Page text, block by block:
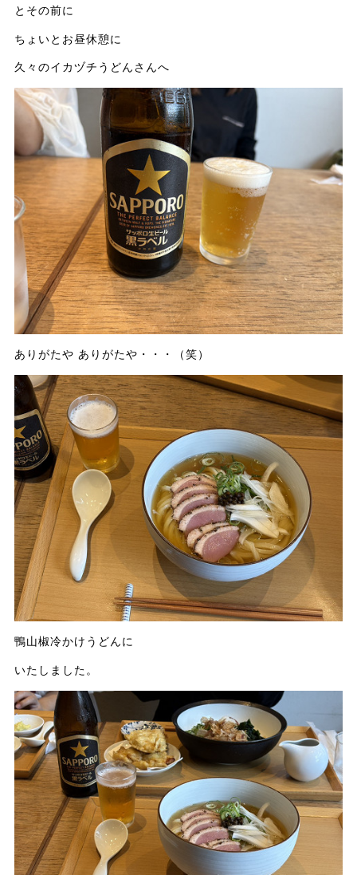
とその前に
ちょいとお昼休憩に
久々のイカヅチうどんさんへ
ありがたや ありがたや・・・（笑）
鴨山椒冷かけうどんに
いたしました。